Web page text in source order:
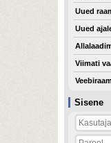
Sisene
Uued
Uued
Viimati